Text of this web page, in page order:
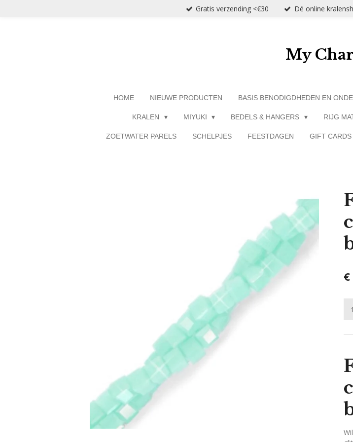
Gratis verzending <€30 Dé online
My
HOME NIEUWE PRODUCTEN BASIS BENODIGDHEDEN EN
KRALEN MIYUKI BEDELS & HANGERS RIJG
ZOETWATER PARELS SCHELPJES FEESTDAGEN GIFT CARDS